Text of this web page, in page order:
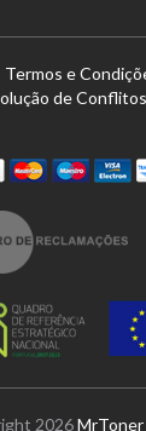
Termos e
de Conflitos
2026MrToner